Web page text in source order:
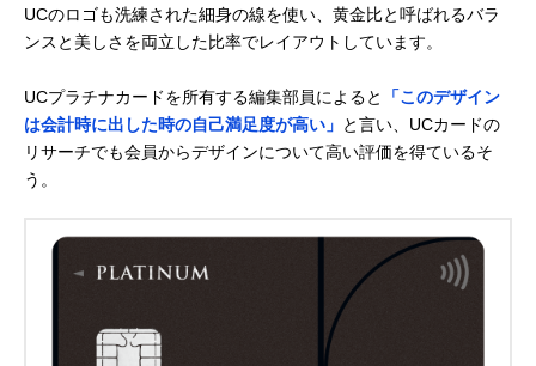
UCのロゴも洗練された細身の線を使い、黄金比と呼ばれるバラ
ンスと美しさを両立した比率でレイアウトしています。
UCプラチナカードを所有する編集部員によると
「このデザイン
は会計時に出した時の自己満足度が高い」 と言い、UCカードの
リサーチでも会員からデザインについて高い評価を得ているそ
う。